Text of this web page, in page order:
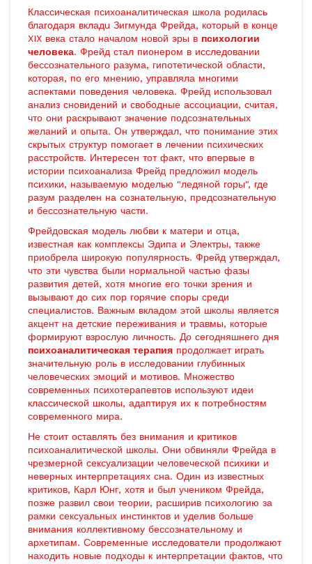
Классическая психоаналитическая школа родилась
благодаря вкладu Зигмунда Фрейда, который в конце
XIX века стало началом новой эры в психологии
человека. Фрейд стал пионером в исследовании
бессознательного разума, гипотетической области,
которая, по его мнению, управляла многими
аспектами поведения человека. Фрейд использовал
анализ сновидений и свободные ассоциации, считая,
что они раскрывают значение подсознательных
желаний и опыта. Он утверждал, что понимание этих
скрытых структур помогает в лечении психических
расстройств. Интересен тот факт, что впервые в
истории психоанализа Фрейд предложил модель
психики, называемую моделью "ледяной горы", где
разум разделен на сознательную, предсознательную
и бессознательную части.
Фрейдовская модель любви к матери и отца,
известная как комплексы Эдипа и Электры, также
приобрела широкую популярность. Фрейд утверждал,
что эти чувства были нормальной частью фазы
развития детей, хотя многие его точки зрения и
вызывают до сих пор горячие споры среди
специалистов. Важным вкладом этой школы является
акцент на детские переживания и травмы, которые
формируют взрослую личность. До сегодняшнего дня
психоаналитическая терапия продолжает играть
значительную роль в исследовании глубинных
человеческих эмоций и мотивов. Множество
современных психотерапевтов используют идеи
классической школы, адаптируя их к потребностям
современного мира.
Не стоит оставлять без внимания и критиков
психоаналитической школы. Они обвиняли Фрейда в
чрезмерной сексуализации человеческой психики и
неверных интерпретациях сна. Один из известных
критиков, Карл Юнг, хотя и был учеником Фрейда,
позже развил свои теории, расширив психологию за
рамки сексуальных инстинктов и уделив больше
внимания коллективному бессознательному и
архетипам. Современные исследователи продолжают
находить новые подходы к интерпретации фактов, что